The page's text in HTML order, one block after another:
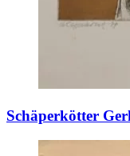
Schäperkötter